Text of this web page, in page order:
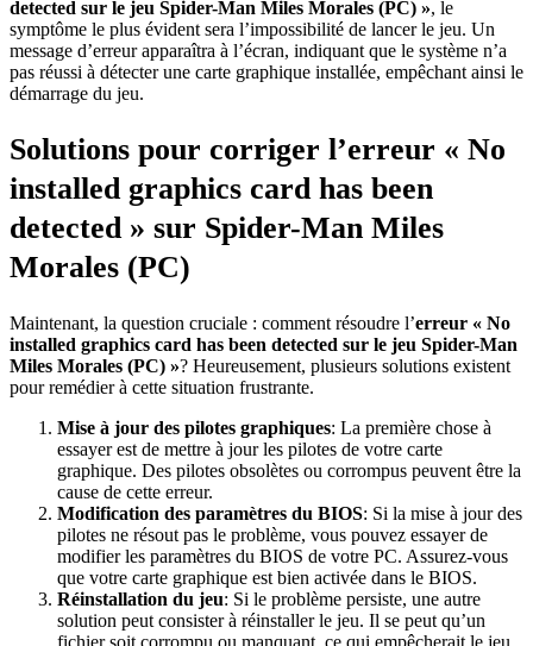
detected sur le jeu Spider-Man Miles Morales (PC) », le
symptôme le plus évident sera l’impossibilité de lancer le jeu. Un
message d’erreur apparaîtra à l’écran, indiquant que le système n’a
pas réussi à détecter une carte graphique installée, empêchant ainsi le
démarrage du jeu.
Solutions pour corriger l’erreur « No
installed graphics card has been
detected » sur Spider-Man Miles
Morales (PC)
Maintenant, la question cruciale : comment résoudre l’erreur « No
installed graphics card has been detected sur le jeu Spider-Man
Miles Morales (PC) »? Heureusement, plusieurs solutions existent
pour remédier à cette situation frustrante.
Mise à jour des pilotes graphiques: La première chose à
essayer est de mettre à jour les pilotes de votre carte
graphique. Des pilotes obsolètes ou corrompus peuvent être la
cause de cette erreur.
Modification des paramètres du BIOS: Si la mise à jour des
pilotes ne résout pas le problème, vous pouvez essayer de
modifier les paramètres du BIOS de votre PC. Assurez-vous
que votre carte graphique est bien activée dans le BIOS.
Réinstallation du jeu: Si le problème persiste, une autre
solution peut consister à réinstaller le jeu. Il se peut qu’un
fichier soit corrompu ou manquant, ce qui empêcherait le jeu